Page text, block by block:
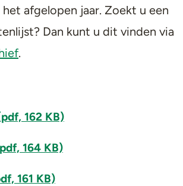
afgelopen jaar. Zoekt u een
Dan kunt u dit vinden via
.
162 KB)
164 KB)
161 KB)